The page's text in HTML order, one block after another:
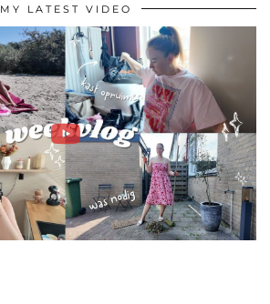
MY LATEST VIDEO